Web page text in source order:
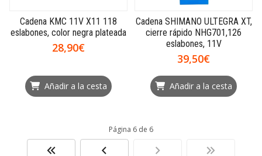
Cadena KMC 11V X11 118
eslabones, color negra plateada
28,90€
Añadir a la cesta
Cadena SHIMANO ULTEGRA XT,
cierre rápido NHG701,126
eslabones, 11V
39,50€
Añadir a la cesta
Página 6 de 6